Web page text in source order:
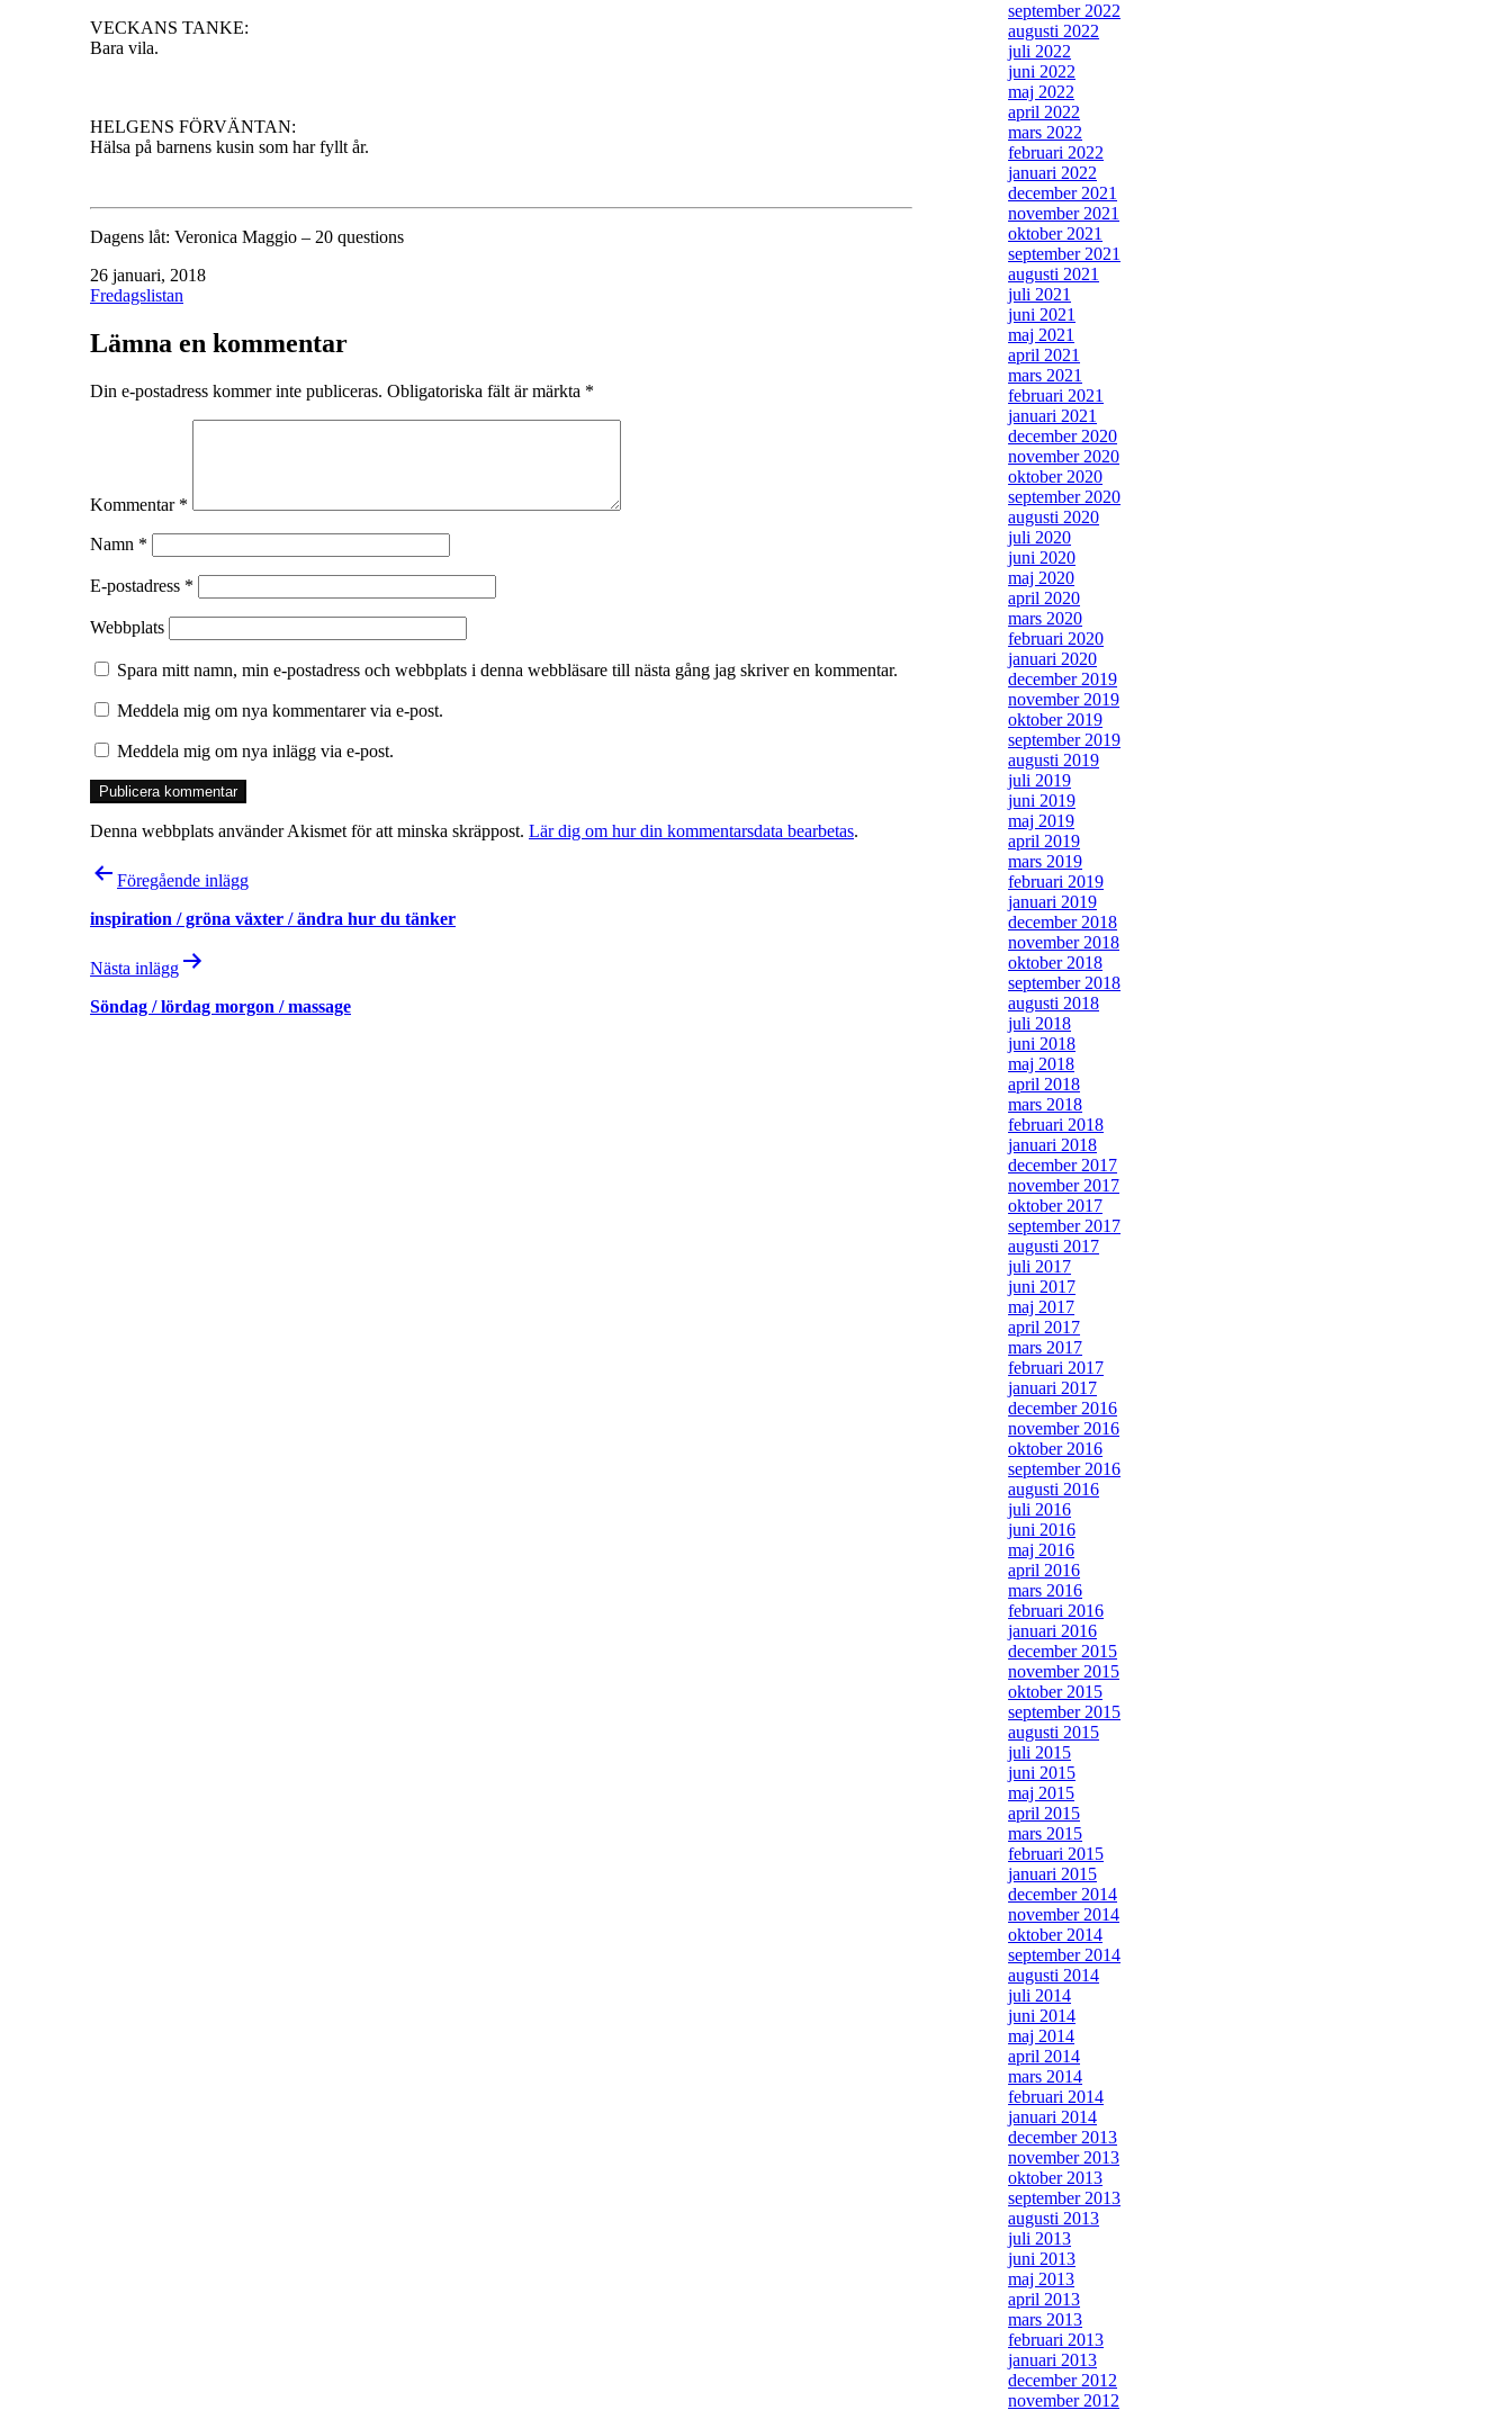
VECKANS TANKE:
Bara vila.
HELGENS FÖRVÄNTAN:
Hälsa på barnens kusin som har fyllt år.
Dagens låt: Veronica Maggio – 20 questions
Publicerat
den
26 januari, 2018
Kategoriserat
Fredagslistan
Lämna en kommentar
Din e-postadress kommer inte publiceras. Obligatoriska fält är märkta *
Kommentar *
Namn *
E-postadress *
Webbplats
Spara mitt namn, min e-postadress och webbplats i denna webbläsare till nästa gång jag skriver en kommentar.
Meddela mig om nya kommentarer via e-post.
Meddela mig om nya inlägg via e-post.
Denna webbplats använder Akismet för att minska skräppost. Lär dig om hur din kommentarsdata bearbetas.
Inläggsnavigering
Föregående inlägg
inspiration / gröna växter / ändra hur du tänker
Nästa inlägg
Söndag / lördag morgon / massage
september 2022
augusti 2022
juli 2022
juni 2022
maj 2022
april 2022
mars 2022
februari 2022
januari 2022
december 2021
november 2021
oktober 2021
september 2021
augusti 2021
juli 2021
juni 2021
maj 2021
april 2021
mars 2021
februari 2021
januari 2021
december 2020
november 2020
oktober 2020
september 2020
augusti 2020
juli 2020
juni 2020
maj 2020
april 2020
mars 2020
februari 2020
januari 2020
december 2019
november 2019
oktober 2019
september 2019
augusti 2019
juli 2019
juni 2019
maj 2019
april 2019
mars 2019
februari 2019
januari 2019
december 2018
november 2018
oktober 2018
september 2018
augusti 2018
juli 2018
juni 2018
maj 2018
april 2018
mars 2018
februari 2018
januari 2018
december 2017
november 2017
oktober 2017
september 2017
augusti 2017
juli 2017
juni 2017
maj 2017
april 2017
mars 2017
februari 2017
januari 2017
december 2016
november 2016
oktober 2016
september 2016
augusti 2016
juli 2016
juni 2016
maj 2016
april 2016
mars 2016
februari 2016
januari 2016
december 2015
november 2015
oktober 2015
september 2015
augusti 2015
juli 2015
juni 2015
maj 2015
april 2015
mars 2015
februari 2015
januari 2015
december 2014
november 2014
oktober 2014
september 2014
augusti 2014
juli 2014
juni 2014
maj 2014
april 2014
mars 2014
februari 2014
januari 2014
december 2013
november 2013
oktober 2013
september 2013
augusti 2013
juli 2013
juni 2013
maj 2013
april 2013
mars 2013
februari 2013
januari 2013
december 2012
november 2012